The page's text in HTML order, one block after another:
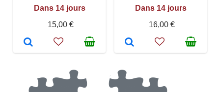
Dans 14 jours
15,00 €
Dans 14 jours
16,00 €